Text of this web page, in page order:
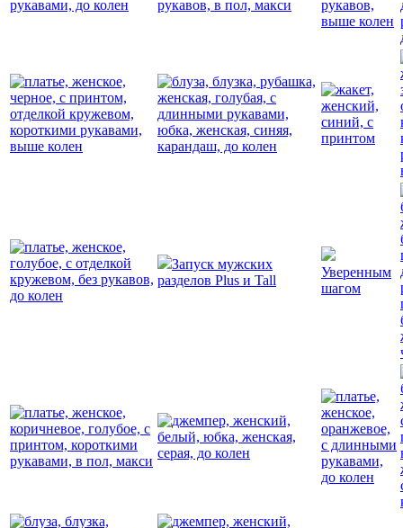
Запуск мужских
разделов Plus и Tall
Уверенным
шагом